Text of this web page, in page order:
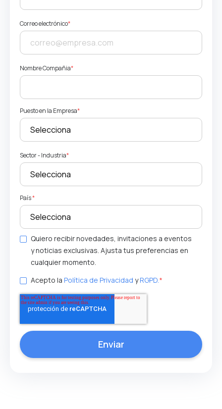
Correo electrónico*
Nombre Compañia*
Puesto en la Empresa*
Sector - Industria*
País*
Quiero recibir novedades, invitaciones a eventos
y noticias exclusivas. Ajusta tus preferencias en
cualquier momento.
Acepto la Política de Privacidad yRGPD.*